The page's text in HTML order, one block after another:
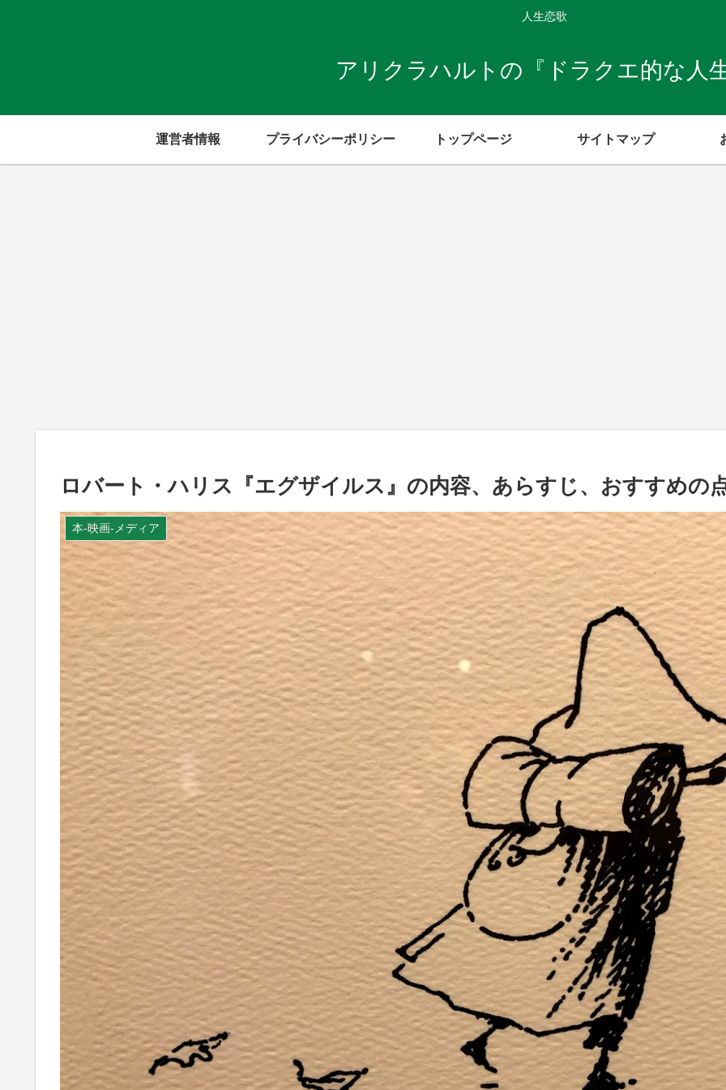
人生恋歌
アリクラハルトの『ドラクエ的な人
運営者情報 プライバシーポリシー トップページ サイトマップ
ロバート・ハリス『エグザイルス』の内容、あらすじ、おすすめの
本-映画-メディア